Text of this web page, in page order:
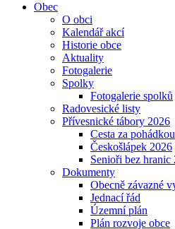
Obec
O obci
Kalendář akcí
Historie obce
Aktuality
Fotogalerie
Spolky
Fotogalerie spolků
Radovesické listy
Přívesnické tábory 2026
Cesta za
Českošlápek 2026
Senioři bez hranic
Dokumenty
Obecně závazné
Jednací řád
Územní plán
Plán rozvoje obce